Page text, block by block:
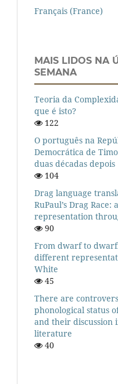
Français (France)
MAIS LIDOS NA
SEMANA
Teoria da
que é isto?
122
O português na
Democrática de
duas décadas depois
104
Drag language
RuPaul’s Drag Race:
representation
90
From dwarf to
different
White
45
There are
phonological status
and their discussion
literature
40